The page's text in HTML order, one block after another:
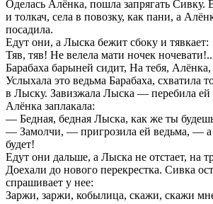
Оделась Алёнка, пошла запрягать Сивку.
и толкач, села в повозку, как пани, а
посадила.
Едут они, а Лыска бежит сбоку и тявкает:
Тяв, тяв! Не велела мати ночек
Барабаха барыней сидит, На тебя,
Услыхала это ведьма Барабаха, схватила
в Лыску. Завизжала Лыска — перебила ей
Алёнка заплакала:
— Бедная, бедная Лыска, как же ты
— Замолчи, — пригрозила ей ведьма, — а
будет!
Едут они дальше, а Лыска не отстает, на
Доехали до нового перекрестка. Сивка
спрашивает у нее:
Заржи, заржи, кобылица, скажи, скажи